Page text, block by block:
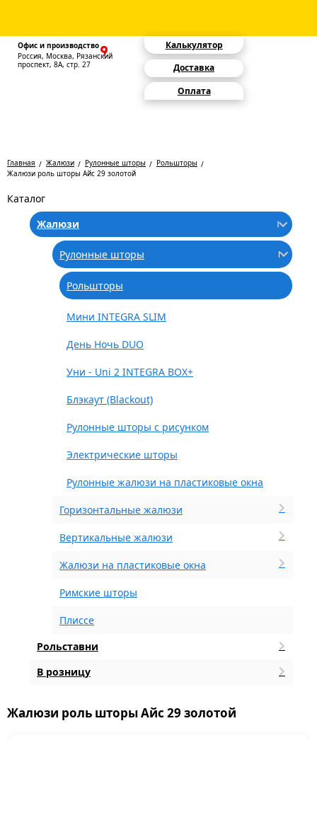
Офис и производство
Россия, Москва, Рязанский
проспект, 8А, стр. 27
Калькулятор
Доставка
Оплата
Главная Жалюзи Рулонные шторы
Рольшторы
Жалюзи роль шторы Айс 29 золотой
Каталог
Жалюзи
Рулонные шторы
Рольшторы
Мини INTEGRA SLIM
День Ночь DUO
Уни - Uni 2 INTEGRA BOX+
Блэкаут (Blackout)
Рулонные шторы с рисунком
Электрические шторы
Рулонные жалюзи на пластиковые окна
Горизонтальные жалюзи
Вертикальные жалюзи
Жалюзи на пластиковые окна
Римские шторы
Плиссе
Рольставни
В розницу
Жалюзи роль шторы Айс 29 золотой